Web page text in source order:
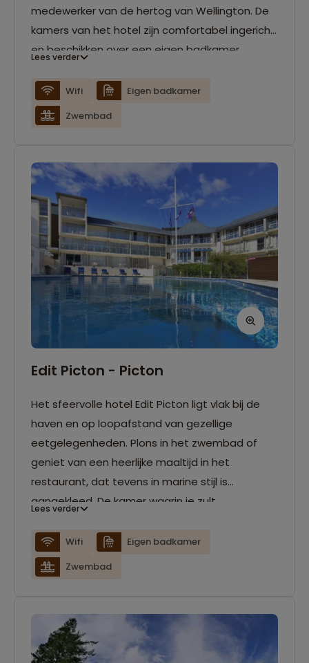
medewerker van de hertog van Wellington. De
kamers van het hotel zijn comfortabel ingericht
en beschikken over een eigen badkamer
Lees verder
Wifi
Eigen badkamer
Zwembad
Edit Picton - Picton
Het sfeervolle hotel Edit Picton ligt vlak bij de
haven en op loopafstand van gezellige
eetgelegenheden. Plons in het zwembad of
geniet van een heerlijke maaltijd in het
restaurant, dat tevens in marine stijl is
aangekleed. De kamer waarin je zult
op het zwembad en de haven. Tevens is er een
koelkast en waterkoker met koffie en thee tot
je beschikking. Door het gehele hotel kun je
Lees verder
Wifi
Eigen badkamer
Zwembad